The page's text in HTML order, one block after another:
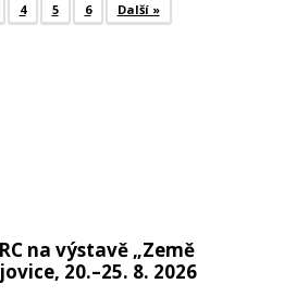
4 5 6 Další »
na výstavě „Země
20.–25. 8. 2026